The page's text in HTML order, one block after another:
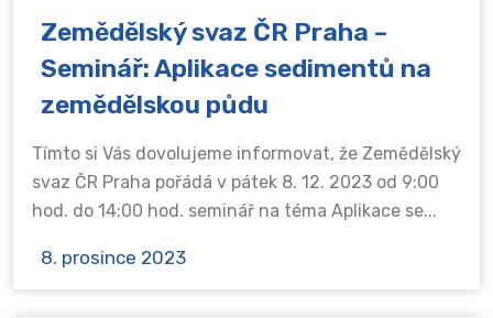
Zemědělský svaz ČR Praha –
Seminář: Aplikace sedimentů na
zemědělskou půdu
Tímto si Vás dovolujeme informovat, že Zemědělský
svaz ČR Praha pořádá v pátek 8. 12. 2023 od 9:00
hod. do 14:00 hod. seminář na téma Aplikace se...
8. prosince 2023